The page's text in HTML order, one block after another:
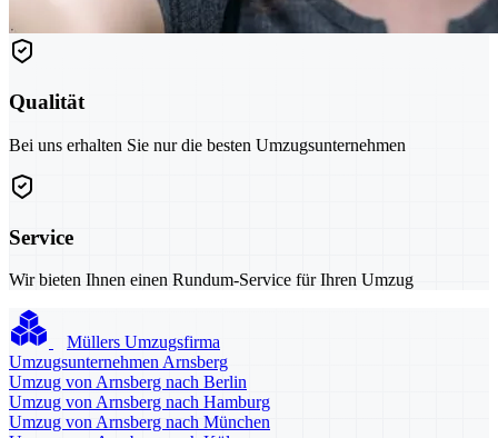
Qualität
Bei uns erhalten Sie nur die besten Umzugsunternehmen
Service
Wir bieten Ihnen einen Rundum-Service für Ihren Umzug
Müllers Umzugsfirma
Umzugsunternehmen Arnsberg
Umzug von Arnsberg nach Berlin
Umzug von Arnsberg nach Hamburg
Umzug von Arnsberg nach München